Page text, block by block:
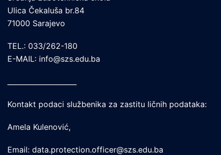
Ulica Čekaluša br.84
71000 Sarajevo
TEL.: 033/262-180
E-MAIL: info@szs.edu.ba
Kontakt podaci službenika za zastitu ličnih podataka:
Amela Kulenović,
Email: data.protection.officer@szs.edu.ba